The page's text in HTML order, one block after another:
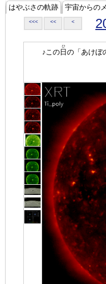
はやぶさの軌跡 宇宙からの
<<< << <
♪この日
ひ
の「あけぼ